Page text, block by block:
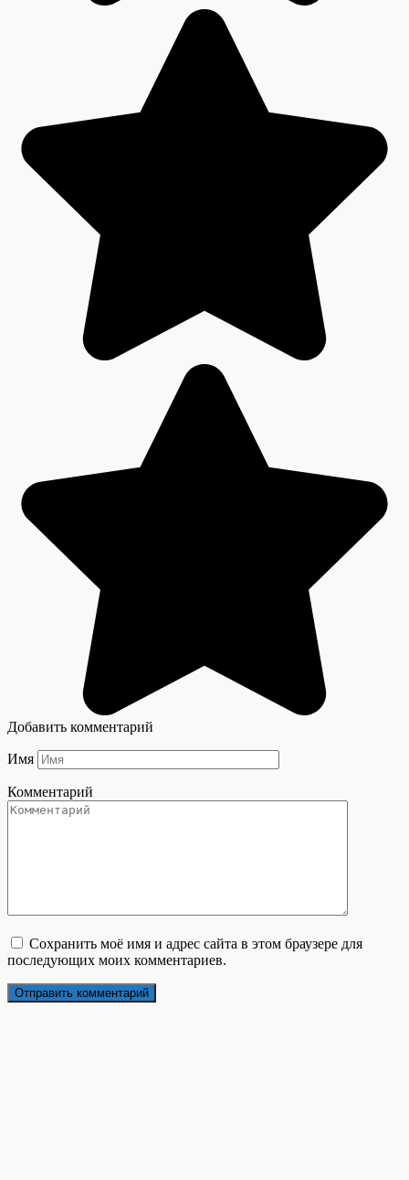
Добавить комментарий
Имя
Комментарий
Сохранить моё имя и адрес сайта в этом браузере для
последующих моих комментариев.